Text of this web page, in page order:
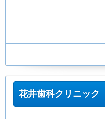
花井歯科クリニック